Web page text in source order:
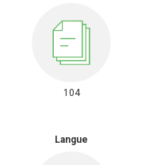
104
Langue